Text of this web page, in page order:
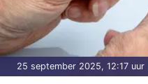
25 september 2025, 12:17 uur